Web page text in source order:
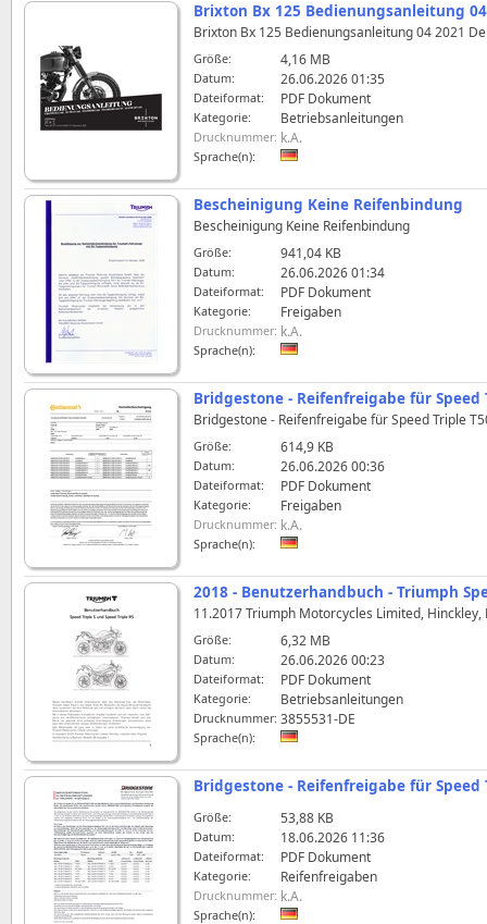
Brixton Bx 125 Bedienungsanleitung
Brixton Bx 125 Bedienungsanleitung 04 2021
Größe: 4,16 MB
Datum: 26.06.2026 01:35
Dateiformat: PDF Dokument
Kategorie: Betriebsanleitungen
Drucknummer: k.A.
Sprache(n):
Bescheinigung Keine Reifenbindung
Bescheinigung Keine Reifenbindung
Größe: 941,04 KB
Datum: 26.06.2026 01:34
Dateiformat: PDF Dokument
Kategorie: Freigaben
Drucknummer: k.A.
Sprache(n):
Bridgestone - Reifenfreigabe für Speed
Bridgestone - Reifenfreigabe für Speed Triple
Größe: 614,9 KB
Datum: 26.06.2026 00:36
Dateiformat: PDF Dokument
Kategorie: Freigaben
Drucknummer: k.A.
Sprache(n):
2018 - Benutzerhandbuch - Triumph
11.2017 Triumph Motorcycles Limited,
Größe: 6,32 MB
Datum: 26.06.2026 00:23
Dateiformat: PDF Dokument
Kategorie: Betriebsanleitungen
Drucknummer: 3855531-DE
Sprache(n):
Bridgestone - Reifenfreigabe für Speed
Größe: 53,88 KB
Datum: 18.06.2026 11:36
Dateiformat: PDF Dokument
Kategorie: Reifenfreigaben
Drucknummer: k.A.
Sprache(n):